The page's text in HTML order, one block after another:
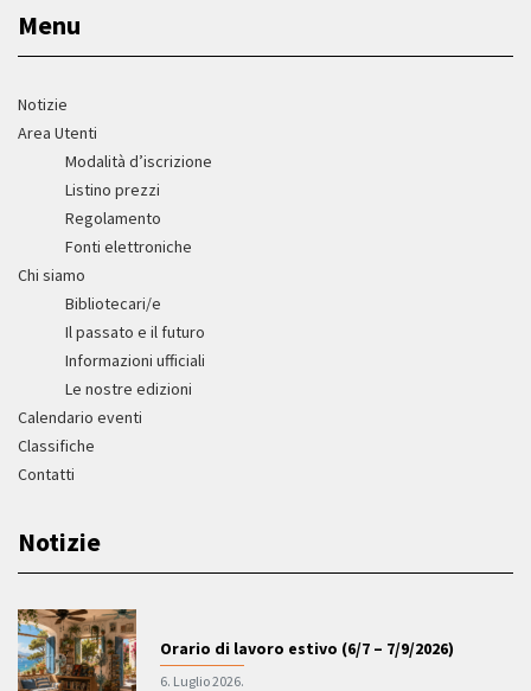
Menu
Notizie
Area Utenti
Modalità d’iscrizione
Listino prezzi
Regolamento
Fonti elettroniche
Chi siamo
Bibliotecari/e
Il passato e il futuro
Informazioni ufficiali
Le nostre edizioni
Calendario eventi
Classifiche
Contatti
Notizie
Orario di lavoro estivo (6/7 – 7/9/2026)
6. Luglio 2026.